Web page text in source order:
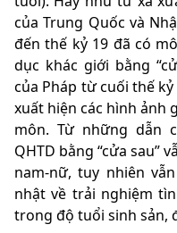
của Trung Quốc và
đến thế kỷ 19 đã có
dục khác giới bằng
của Pháp từ cuối thế
xuất hiện các hình ảnh
môn. Từ những dẫn
QHTD bằng “cửa sau”
nam-nữ, tuy nhiên
nhật về trải nghiệm
trong độ tuổi sinh sản,